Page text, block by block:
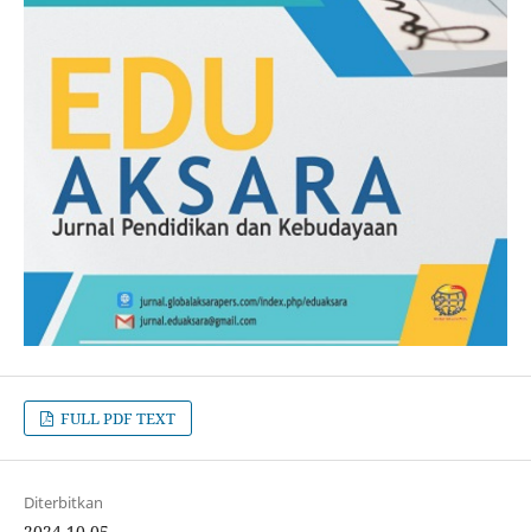
FULL PDF TEXT
Diterbitkan